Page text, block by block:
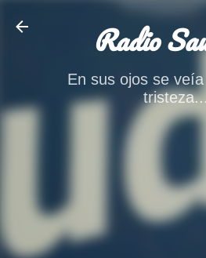
Radio
En sus ojos se
tristeza...